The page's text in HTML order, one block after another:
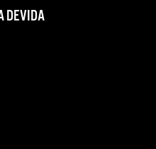
DEVIDA